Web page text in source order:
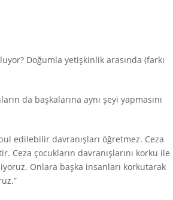
Doğumla yetişkinlik arasında (farkı
da başkalarına aynı şeyi yapmasını
edilebilir davranışları öğretmez. Ceza
Ceza çocukların davranışlarını korku ile
Onlara başka insanları korkutarak